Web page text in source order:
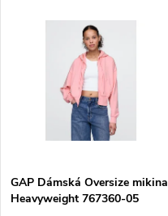
GAP Dámská Oversize mikina
Heavyweight 767360-05